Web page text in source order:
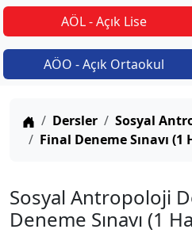
AÖL - Açık Lise
AÖO - Açık Ortaokul
Anasayfa
Dersler
Sosyal
Final Deneme Sınavı (1
Sosyal Antropoloji
Deneme Sınavı (1